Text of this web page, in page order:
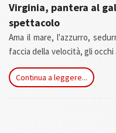
Virginia, pantera al
spettacolo
Ama il mare, l'azzurro,
faccia della velocità, gli occhi
sensualità, la luce degli
sorriso a tratti celato ma
Continua a leggere...